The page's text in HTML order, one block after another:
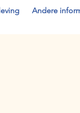
Andere